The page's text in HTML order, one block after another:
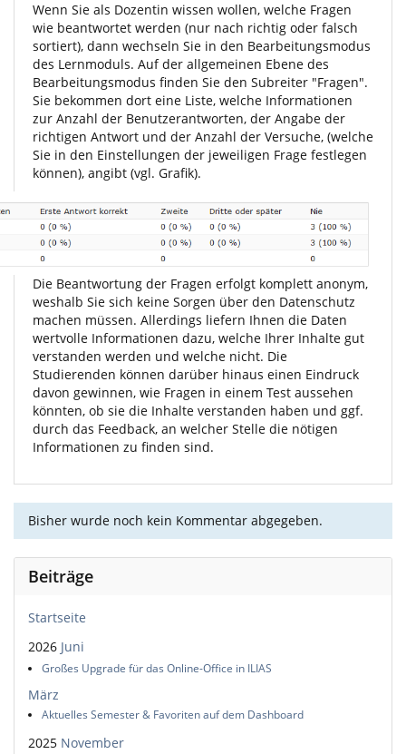
Wenn Sie als Dozentin wissen wollen, welche Fragen
wie beantwortet werden (nur nach richtig oder falsch
sortiert), dann wechseln Sie in den Bearbeitungsmodus
des Lernmoduls. Auf der allgemeinen Ebene des
Bearbeitungsmodus finden Sie den Subreiter "Fragen".
Sie bekommen dort eine Liste, welche Informationen
zur Anzahl der Benutzerantworten, der Angabe der
richtigen Antwort und der Anzahl der Versuche, (welche
Sie in den Einstellungen der jeweiligen Frage festlegen
können), angibt (vgl. Grafik).
Die Beantwortung der Fragen erfolgt komplett anonym,
weshalb Sie sich keine Sorgen über den Datenschutz
machen müssen. Allerdings liefern Ihnen die Daten
wertvolle Informationen dazu, welche Ihrer Inhalte gut
verstanden werden und welche nicht. Die
Studierenden können darüber hinaus einen Eindruck
davon gewinnen, wie Fragen in einem Test aussehen
könnten, ob sie die Inhalte verstanden haben und ggf.
durch das Feedback, an welcher Stelle die nötigen
Informationen zu finden sind.
Bisher wurde noch kein Kommentar abgegeben.
Beiträge
Startseite
2026 Juni
Großes Upgrade für das Online-Office in ILIAS
März
Aktuelles Semester & Favoriten auf dem Dashboard
2025 November